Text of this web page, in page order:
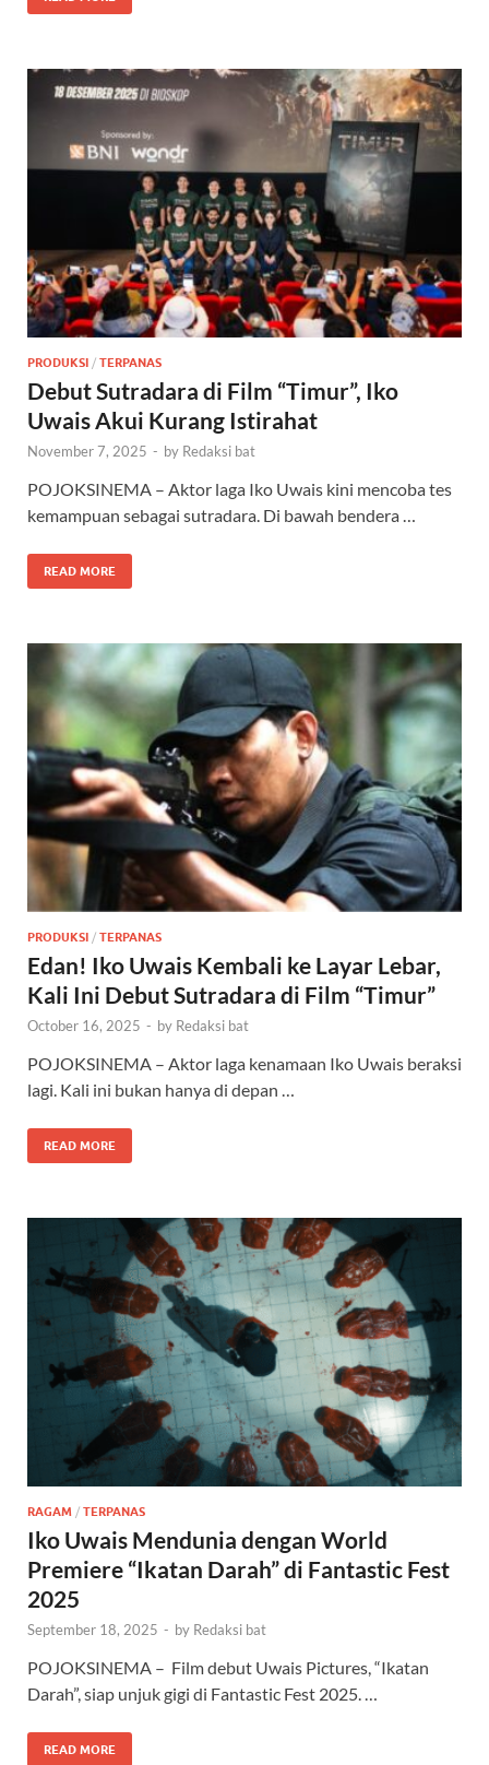
PRODUKSI / TERPANAS
Debut Sutradara di Film “Timur”, Iko
Uwais Akui Kurang Istirahat
November 7, 2025 - by Redaksi bat
POJOKSINEMA – Aktor laga Iko Uwais kini mencoba tes
kemampuan sebagai sutradara. Di bawah bendera …
READ MORE
PRODUKSI / TERPANAS
Edan! Iko Uwais Kembali ke Layar Lebar,
Kali Ini Debut Sutradara di Film “Timur”
October 16, 2025 - by Redaksi bat
POJOKSINEMA – Aktor laga kenamaan Iko Uwais beraksi
lagi. Kali ini bukan hanya di depan …
READ MORE
RAGAM / TERPANAS
Iko Uwais Mendunia dengan World
Premiere “Ikatan Darah” di Fantastic Fest
2025
September 18, 2025 - by Redaksi bat
POJOKSINEMA – Film debut Uwais Pictures, “Ikatan
Darah”, siap unjuk gigi di Fantastic Fest 2025. …
READ MORE